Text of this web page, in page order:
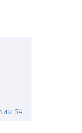
иж-54